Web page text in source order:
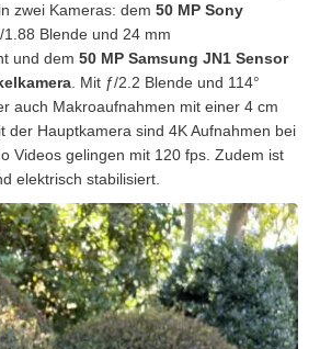
zwei Kameras: dem 50 MP Sony
Blende und 24 mm
und dem 50 MP Samsung JN1 Sensor
. Mit ƒ/2.2 Blende und 114°
auch Makroaufnahmen mit einer 4 cm
der Hauptkamera sind 4K Aufnahmen bei
Videos gelingen mit 120 fps. Zudem ist
elektrisch stabilisiert.